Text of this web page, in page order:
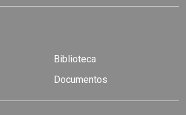
Biblioteca
Documentos